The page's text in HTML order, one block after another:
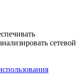
сетевой